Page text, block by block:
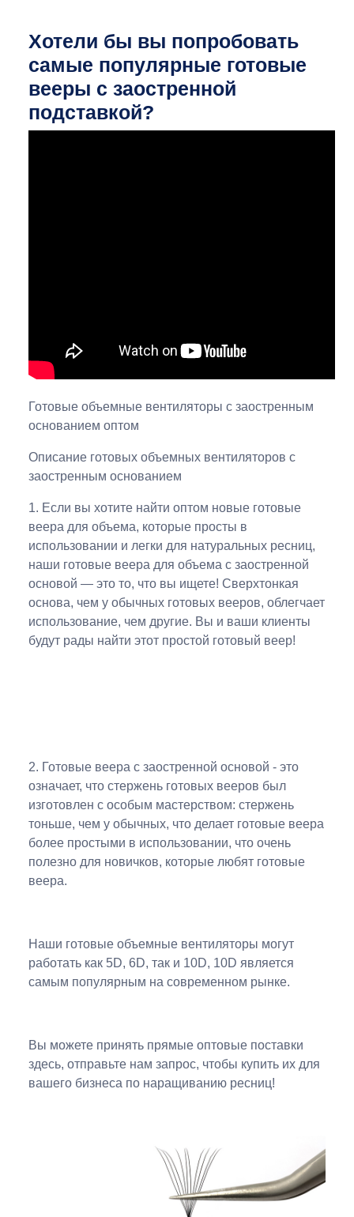
Хотели бы вы попробовать
самые популярные готовые
вееры с заостренной
подставкой?
Готовые объемные вентиляторы с заостренным
основанием оптом
Описание готовых объемных вентиляторов с
заостренным основанием
1. Если вы хотите найти оптом новые готовые
веера для объема, которые просты в
использовании и легки для натуральных ресниц,
наши готовые веера для объема с заостренной
основой — это то, что вы ищете! Сверхтонкая
основа, чем у обычных готовых вееров, облегчает
использование, чем другие. Вы и ваши клиенты
будут рады найти этот простой готовый веер!
2. Готовые веера с заостренной основой - это
означает, что стержень готовых вееров был
изготовлен с особым мастерством: стержень
тоньше, чем у обычных, что делает готовые веера
более простыми в использовании, что очень
полезно для новичков, которые любят готовые
веера.
Наши готовые объемные вентиляторы могут
работать как 5D, 6D, так и 10D, 10D является
самым популярным на современном рынке.
Вы можете принять прямые оптовые поставки
здесь, отправьте нам запрос, чтобы купить их для
вашего бизнеса по наращиванию ресниц!